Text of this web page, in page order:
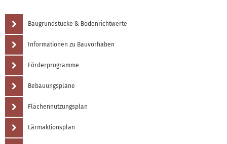
Baugrundstücke & Bodenrichtwerte
Informationen zu Bauvorhaben
Förderprogramme
Bebauungspläne
Flächennutzungsplan
Lärmaktionsplan